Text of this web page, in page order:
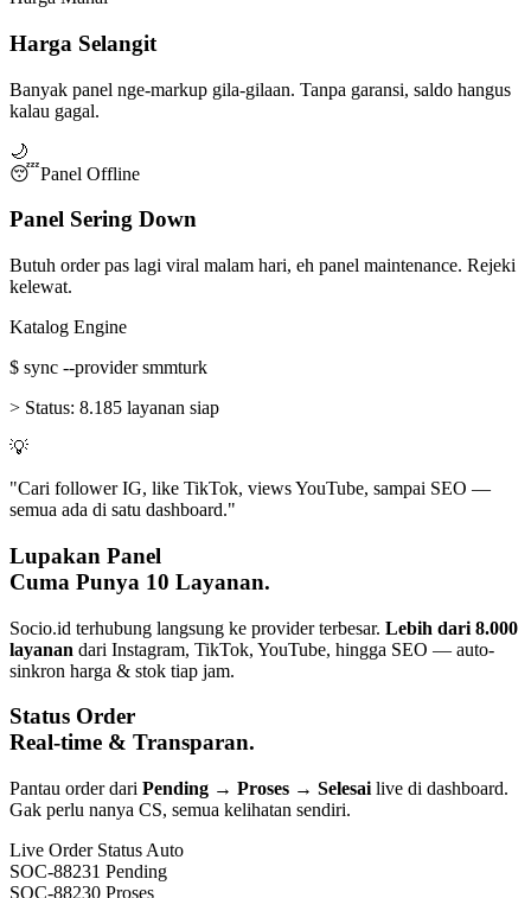
Harga Selangit
Banyak panel nge-markup gila-gilaan. Tanpa garansi, saldo hangus
kalau gagal.
🌙
😴Panel Offline
Panel Sering Down
Butuh order pas lagi viral malam hari, eh panel maintenance. Rejeki
kelewat.
Katalog Engine
$ sync --provider smmturk
> Status: 8.185 layanan siap
💡
"Cari follower IG, like TikTok, views YouTube, sampai SEO —
semua ada di satu dashboard."
Lupakan Panel
Cuma Punya 10 Layanan.
Socio.id terhubung langsung ke provider terbesar. Lebih dari 8.000
layanan dari Instagram, TikTok, YouTube, hingga SEO — auto-
sinkron harga & stok tiap jam.
Status Order
Real-time & Transparan.
Pantau order dari Pending → Proses → Selesai live di dashboard.
Gak perlu nanya CS, semua kelihatan sendiri.
Live Order Status Auto
SOC-88231 Pending
SOC-88230 Proses